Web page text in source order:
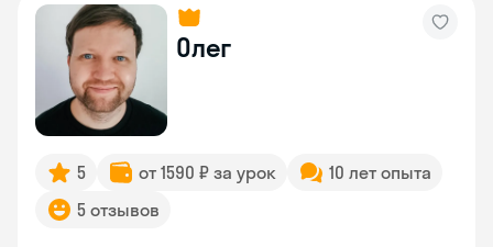
Олег
5 от 1590 ₽ за урок
10 лет опыта
5 отзывов